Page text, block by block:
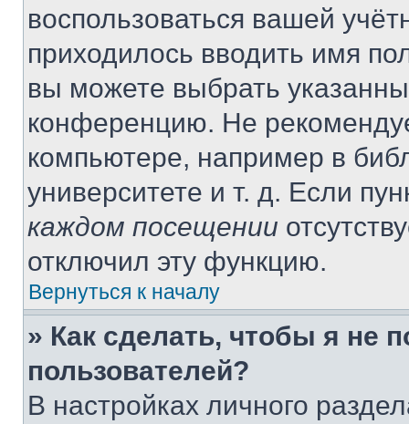
воспользоваться вашей
приходилось вводить имя
вы можете выбрать
конференцию. Не
компьютере, например в
университете и т. д. Если
каждом посещении
отключил эту функцию.
Вернуться к началу
» Как сделать, чтобы я не
пользователей?
В настройках личного